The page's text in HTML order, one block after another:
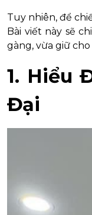
Tuy nhiên, để
Bài viết này sẽ
gàng, vừa giữ
1. Hiểu
Đại